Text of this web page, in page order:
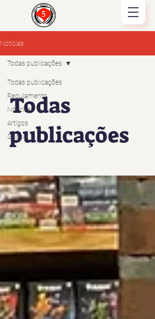
Notícias
Todas publicações
Regulamento
Notícias
Artígos
Gossip
Todas publicações
Todas
publicações